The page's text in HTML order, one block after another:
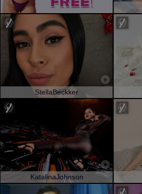
StellaBeckker
KatalinaJohnson